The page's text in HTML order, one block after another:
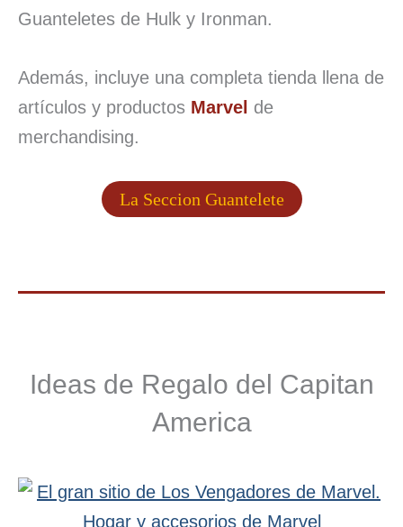
Guanteletes de Hulk y Ironman.
Además, incluye una completa tienda llena de
artículos y productos Marvel de
merchandising.
La Seccion Guantelete
Ideas de Regalo del Capitan
America